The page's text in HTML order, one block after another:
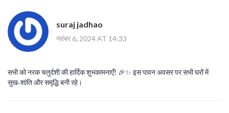
suraj jadhao
नवंबर 6, 2024 AT 14:33
सभी को नरक चतुर्दशी की हार्दिक शुभकामनाएँ! 🎉✨ इस पावन अवसर पर सभी घरों में
सुख‑शांति और समृद्धि बनी रहे।